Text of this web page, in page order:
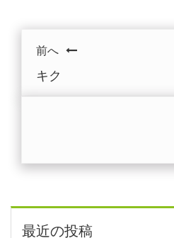
前へ
キク
最近の投稿